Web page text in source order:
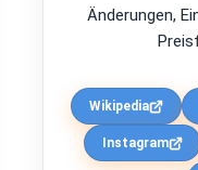
Änderungen,
Wikipedia
Instagram